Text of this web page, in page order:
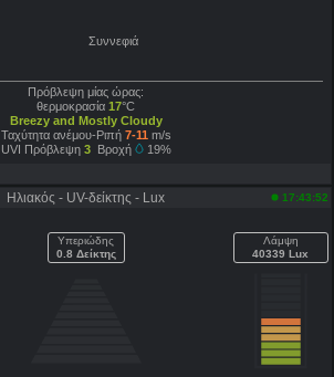
Συννεφιά
Πρόβλεψη μίας ώρας:
θερμοκρασία17°C
Breezy and Mostly Cloudy
Ταχύτητα ανέμου-Ριπή 7-11 m/s
UVI Πρόβλεψη 3Βροχή 19%
Ηλιακός - UV-δείκτης - Lux 17:43:52
Υπεριώδης
0.8 Δείκτης
Λάμψη
40339 Lux